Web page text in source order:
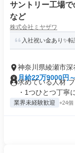
サントリー工場
など
株式会社ミヤザワ
入社祝い金あり✨
神奈川県綾瀬市深
月給22万9000円
求めている人材
・1つひとつ丁寧
業界未経験歓迎 +24個